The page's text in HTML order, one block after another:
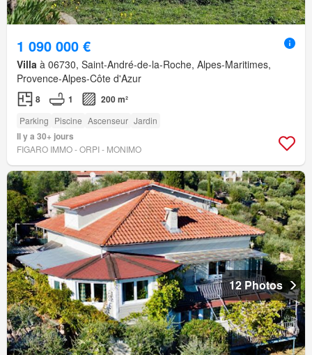
1 090 000 €
Villa à 06730, Saint-André-de-la-Roche, Alpes-Maritimes,
Provence-Alpes-Côte d'Azur
8 1 200 m²
Parking Piscine Ascenseur Jardin
Il y a 30+ jours
FIGARO IMMO - ORPI - MONIMO
12 Photos